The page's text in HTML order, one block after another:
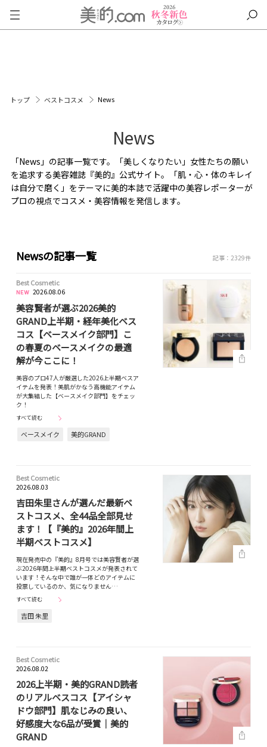
トップ ベストコスメ News
News
「News」の記事一覧です。「美しくなりたい」女性たちの願い
を追求する美容雑誌『美的』公式サイト。「肌・心・体のキレイ
は自分で磨く」をテーマに美的本誌で活躍中の美容レポーターが
プロの視点でコスメ・美容情報を発信します。
Newsの記事一覧 記事：2329件
Best Cosmetic
2026.08.06
美容賢者が選ぶ2026美的
GRAND上半期・経年美化ベス
コス【ベースメイク部門】こ
の春夏のベースメイクの最適
解が今ここに！
美容のプロ47人が厳選した2026上半期ベスア
イテムを発表！美肌がかなう高機能アイテム
が大集結した【ベースメイク部門】をチェッ
ク！
すべて読む
ベースメイク 美的GRAND
Best Cosmetic
2026.08.03
吉田朱里さんが選んだ最新ベ
ストコスメ、全44品全部見せ
ます！【『美的』2026年間上
半期ベストコスメ】
現在発売中の『美的』8月号では美容賢者が選
ぶ2026年間上半期ベストコスメが発表されて
います！そんな中で誰が一体どのアイテムに
投票しているのか、気になりません…
すべて読む
吉田 朱里
Best Cosmetic
2026.08.02
2026上半期・美的GRAND読者
のリアルベスコス【アイシャ
ドウ部門】肌なじみの良い、
好感度大な6品が受賞｜美的
GRAND